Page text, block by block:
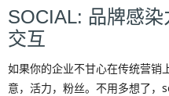
SOCIAL: 品牌感
交互
如果你的企业不甘心在传统营销
意，活力，粉丝。不用多想了